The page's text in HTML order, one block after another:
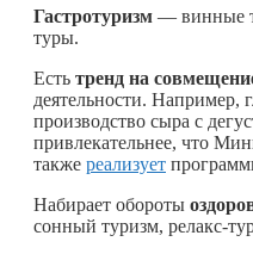
Гастротуризм — винные
туры.
Есть тренд на
деятельности.
производство сыра с
привлекательнее, что
также реализует
Набирает обороты
сонный туризм, релакс-